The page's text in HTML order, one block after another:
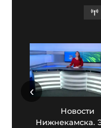
Новости
Нижнекамска.
‹